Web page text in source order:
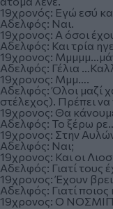
19χρονός: Εγώ εσύ
Αδελφός: Ναι.
19χρονος: Α όσοι
Αδελφός: Και τρία
19χρονος:
Αδελφός: Γέλια
19χρονος: Μμμ….
Αδελφός: Όλοι μαζί
στέλεχος). Πρέπει να
19χρονος: Θα
Αδελφός: Το ξέρω
19χρονος: Στην
Αδελφός: Ναι;
19χρονος: Και οι
Αδελφός: Γιατί τους
19χρονος: Έχουν
Αδελφός: Γιατί ποιος
19χρονος: Ο